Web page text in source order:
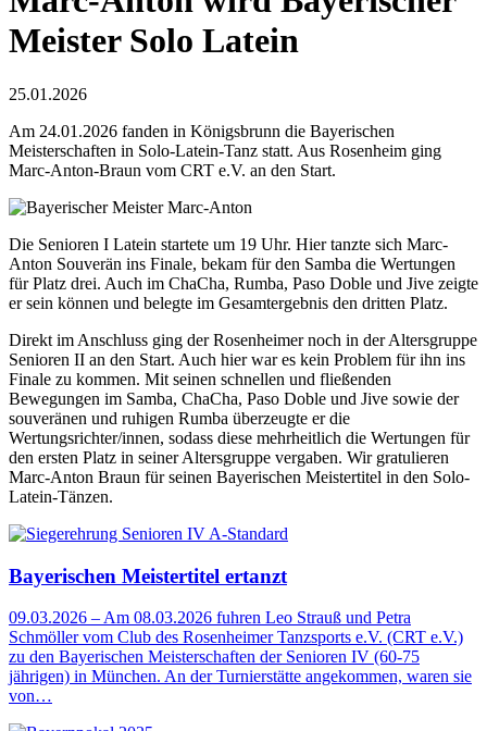
Meister Solo Latein
25.01.2026
Am 24.01.2026 fanden in Königsbrunn die Bayerischen
Meisterschaften in Solo-Latein-Tanz statt. Aus Rosenheim ging
Marc-Anton-Braun vom CRT e.V. an den Start.
Die Senioren I Latein startete um 19 Uhr. Hier tanzte sich Marc-
Anton Souverän ins Finale, bekam für den Samba die Wertungen
für Platz drei. Auch im ChaCha, Rumba, Paso Doble und Jive zeigte
er sein können und belegte im Gesamtergebnis den dritten Platz.
Direkt im Anschluss ging der Rosenheimer noch in der Altersgruppe
Senioren II an den Start. Auch hier war es kein Problem für ihn ins
Finale zu kommen. Mit seinen schnellen und fließenden
Bewegungen im Samba, ChaCha, Paso Doble und Jive sowie der
souveränen und ruhigen Rumba überzeugte er die
Wertungsrichter/innen, sodass diese mehrheitlich die Wertungen für
den ersten Platz in seiner Altersgruppe vergaben. Wir gratulieren
Marc-Anton Braun für seinen Bayerischen Meistertitel in den Solo-
Latein-Tänzen.
Bayerischen Meistertitel ertanzt
09.03.2026 – Am 08.03.2026 fuhren Leo Strauß und Petra
Schmöller vom Club des Rosenheimer Tanzsports e.V. (CRT e.V.)
zu den Bayerischen Meisterschaften der Senioren IV (60-75
jährigen) in München. An der Turnierstätte angekommen, waren sie
von…